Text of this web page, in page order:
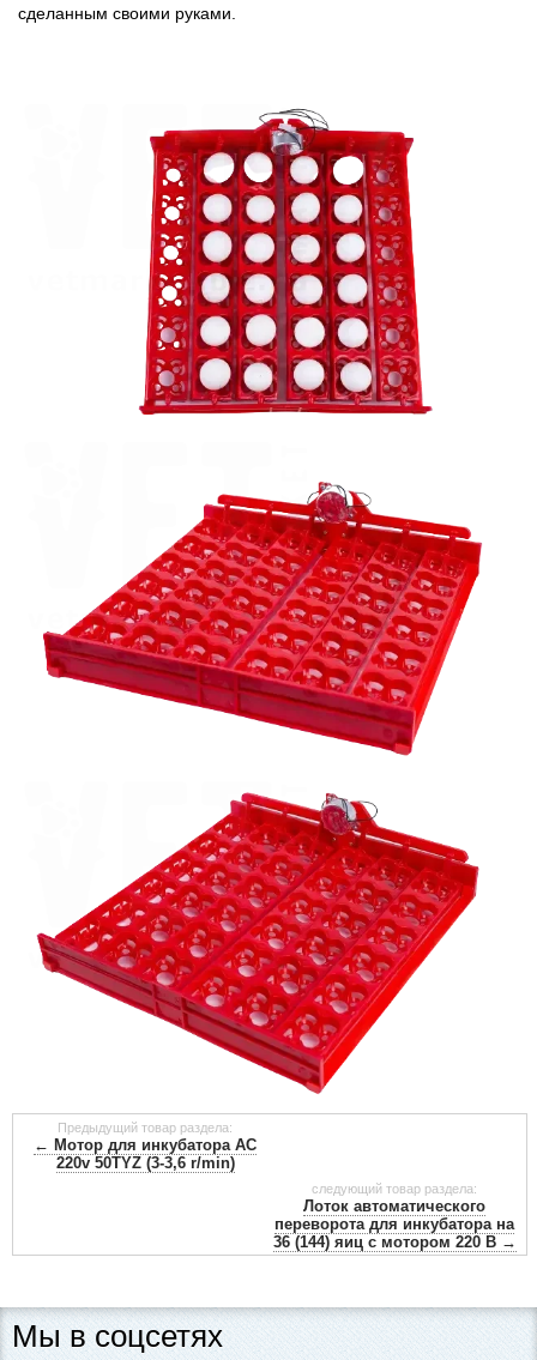
сделанным своими руками.
Предыдущий товар раздела:
← Мотор для инкубатора AC
220v 50TYZ (3-3,6 r/min)
следующий товар раздела:
Лоток автоматического
переворота для инкубатора на
36 (144) яиц с мотором 220 В →
Мы в соцсетях